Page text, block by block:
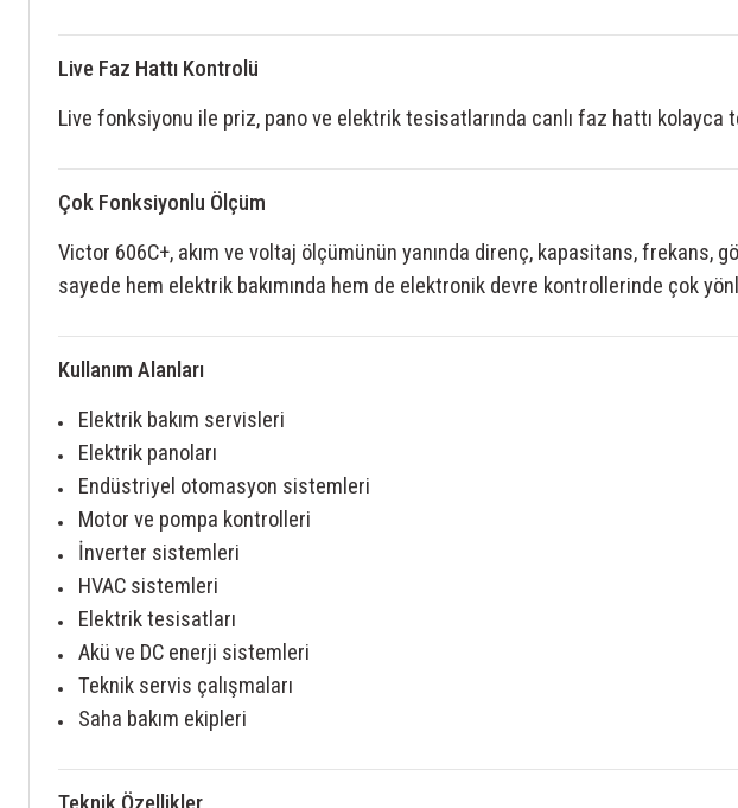
Live Faz Hattı Kontrolü
Live fonksiyonu ile priz, pano ve elektrik tesisatlarında canlı faz hattı kolayca
Çok Fonksiyonlu Ölçüm
Victor 606C+, akım ve voltaj ölçümünün yanında direnç, kapasitans, frekans,
sayede hem elektrik bakımında hem de elektronik devre kontrollerinde çok
Kullanım Alanları
Elektrik bakım servisleri
Elektrik panoları
Endüstriyel otomasyon sistemleri
Motor ve pompa kontrolleri
İnverter sistemleri
HVAC sistemleri
Elektrik tesisatları
Akü ve DC enerji sistemleri
Teknik servis çalışmaları
Saha bakım ekipleri